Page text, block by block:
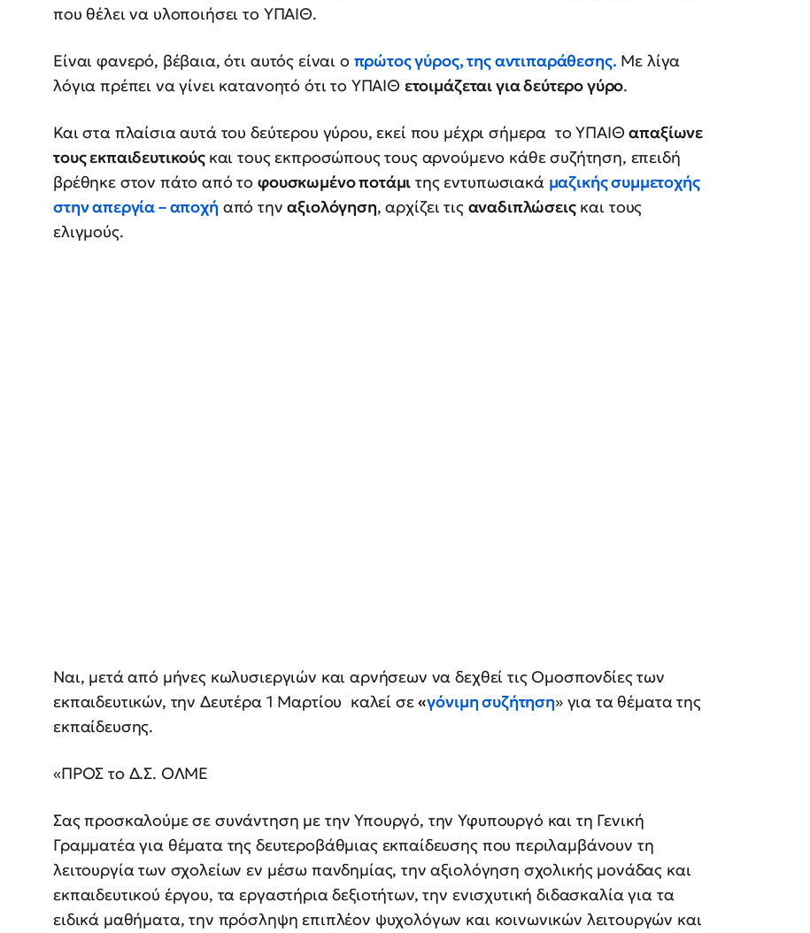
που θέλει να υλοποιήσει το ΥΠΑΙΘ.
Είναι φανερό, βέβαια, ότι αυτός είναι ο πρώτος γύρος, της αντιπαράθεσης. Με λίγα
λόγια πρέπει να γίνει κατανοητό ότι το ΥΠΑΙΘ ετοιμάζεται για δεύτερο γύρο.
Και στα πλαίσια αυτά του δεύτερου γύρου, εκεί που μέχρι σήμερα το ΥΠΑΙΘαπαξίωνε
τους εκπαιδευτικούς και τους εκπροσώπους τους αρνούμενο κάθε συζήτηση, επειδή
βρέθηκε στον πάτο από το φουσκωμένο ποτάμι της εντυπωσιακά μαζικής συμμετοχής
στην απεργία–αποχή από τηναξιολόγηση, αρχίζει τις αναδιπλώσειςκαι τους
ελιγμούς.
Ναι, μετά από μήνες κωλυσιεργιών και αρνήσεων να δεχθεί τις Ομοσπονδίες των
εκπαιδευτικών, την Δευτέρα 1 Μαρτίου καλεί σε«γόνιμη συζήτηση» για τα θέματα της
εκπαίδευσης.
«ΠΡΟΣ το Δ.Σ. ΟΛΜΕ
Σας προσκαλούμε σε συνάντηση με την Υπουργό, την Υφυπουργό και τη Γενική
Γραμματέα για θέματα της δευτεροβάθμιας εκπαίδευσης που περιλαμβάνουν τη
λειτουργία των σχολείων εν μέσω πανδημίας, την αξιολόγηση σχολικής μονάδας και
εκπαιδευτικού έργου, τα εργαστήρια δεξιοτήτων, την ενισχυτική διδασκαλία για τα
ειδικά μαθήματα, την πρόσληψη επιπλέον ψυχολόγων και κοινωνικών λειτουργών και